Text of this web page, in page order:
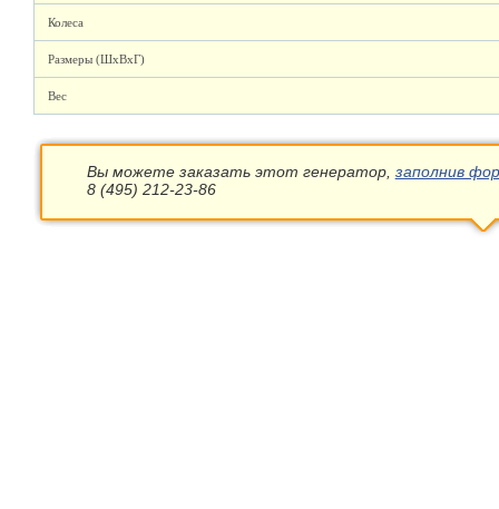
Колеса
Размеры (ШхВхГ)
Вес
Вы можете заказать этот генератор, заполнив
8 (495) 212-23-86